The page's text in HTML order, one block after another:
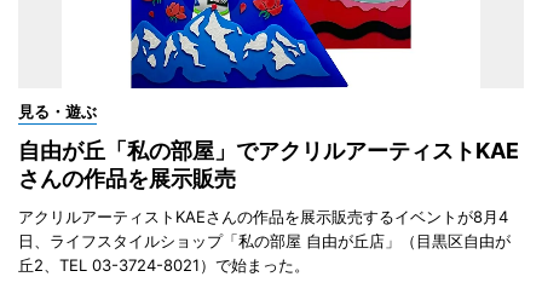
見る・遊ぶ
自由が丘「私の部屋」でアクリルアーティストKAE
さんの作品を展示販売
アクリルアーティストKAEさんの作品を展示販売するイベントが8月4
日、ライフスタイルショップ「私の部屋 自由が丘店」（目黒区自由が
丘2、TEL 03-3724-8021）で始まった。